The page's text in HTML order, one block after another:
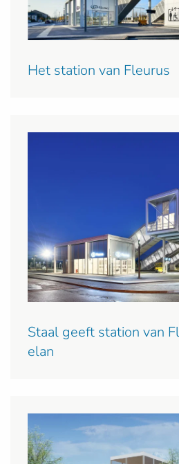
Het station van Fleurus
Staal geeft station van
elan